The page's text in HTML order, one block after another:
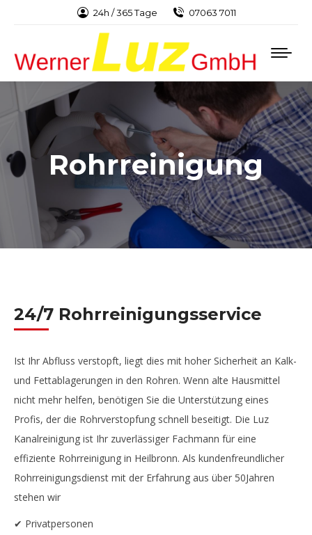
24h / 365 Tage 07063 7011
Rohrreinigung
24/7 Rohrreinigungsservice
Ist Ihr Abfluss verstopft, liegt dies mit hoher Sicherheit an Kalk-
und Fettablagerungen in den Rohren. Wenn alte Hausmittel
nicht mehr helfen, benötigen Sie die Unterstützung eines
Profis, der die Rohrverstopfung schnell beseitigt. Die Luz
Kanalreinigung ist Ihr zuverlässiger Fachmann für eine
effiziente Rohrreinigung in Heilbronn. Als kundenfreundlicher
Rohrreinigungsdienst mit der Erfahrung aus über 50Jahren
stehen wir
✔ Privatpersonen